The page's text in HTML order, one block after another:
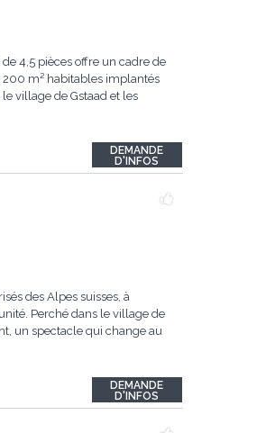
4,5 pièces offre un cadre de
200 m² habitables implantés
village de Gstaad et les
DEMANDE
D'INFOS
des Alpes suisses, à
Perché dans le village de
un spectacle qui change au
DEMANDE
D'INFOS